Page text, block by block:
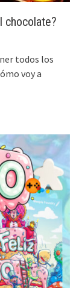
chocolate?
todos los
voy a